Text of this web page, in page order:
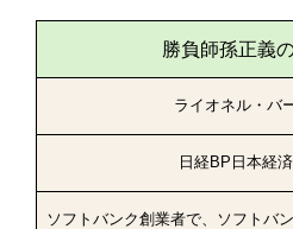
勝負師孫正義
ライオネル・バ
日経BP日本経
ソフトバンク創業者で、ソフトバ